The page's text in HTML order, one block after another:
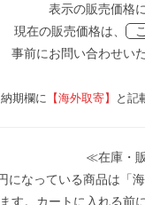
表示の販売価格
現在の販売価格は、
事前にお問い合わせい
期欄に 【海外取寄】 と記
≪在庫・
になっている商品は「
ます。カートに入れる前